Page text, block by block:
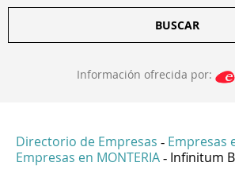
BUSCAR
Información ofrecida por:
Directorio de Empresas - Empresas
Empresas en MONTERIA - Infinitum